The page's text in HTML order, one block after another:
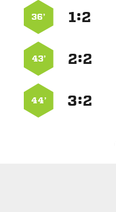
:
36’
:
43’
:
44’